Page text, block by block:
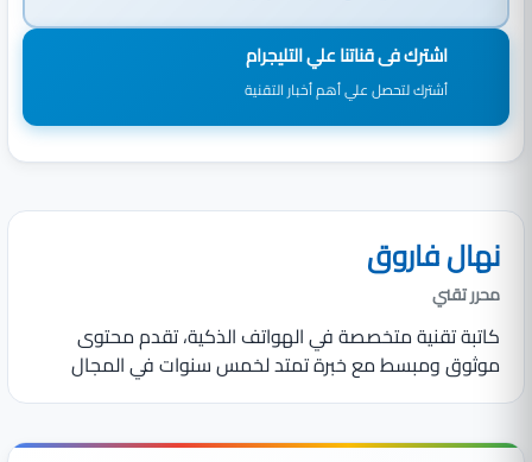
اشترك فى قناتنا علي التليجرام
أشترك لتحصل علي أهم أخبار التقنية
نهال فاروق
محرر تقني
كاتبة تقنية متخصصة في الهواتف الذكية، تقدم محتوى
موثوق ومبسط مع خبرة تمتد لخمس سنوات في المجال